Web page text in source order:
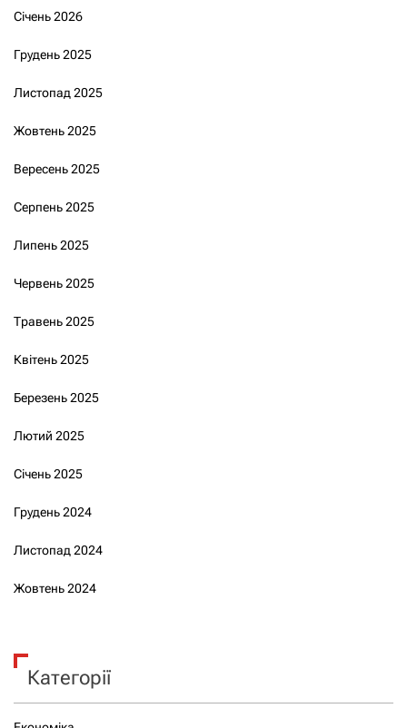
Січень 2026
Грудень 2025
Листопад 2025
Жовтень 2025
Вересень 2025
Серпень 2025
Липень 2025
Червень 2025
Травень 2025
Квітень 2025
Березень 2025
Лютий 2025
Січень 2025
Грудень 2024
Листопад 2024
Жовтень 2024
Категорії